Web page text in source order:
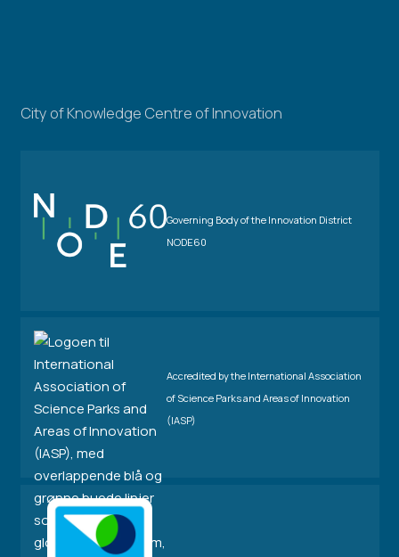
City of Knowledge Centre of Innovation
Governing Body of the Innovation District
NODE60
Accredited by the International Association
of Science Parks and Areas of Innovation
(IASP)